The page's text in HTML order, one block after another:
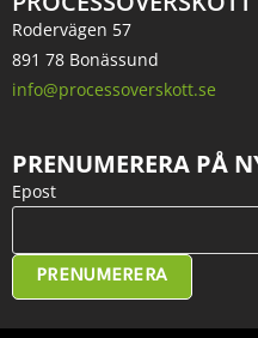
Rodervägen 57
891 78 Bonässund
info@processoverskott.se
PRENUMERERA PÅ
Epost
PRENUMERERA